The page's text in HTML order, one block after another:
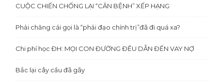
CUỘC CHIẾN CHỐNG LẠI “CĂN BỆNH” XẾP HẠNG
Phải chăng cái gọi là “phải đạo chính trị”đã đi quá xa?
Chi phí học ĐH: MỌI CON ĐƯỜNG ĐỀU DẪN ĐẾN VAY NỢ
Bắc lại cây cầu đã gãy